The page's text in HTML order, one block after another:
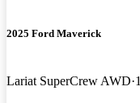
2025 Ford Maverick
Lariat SuperCrew AWD